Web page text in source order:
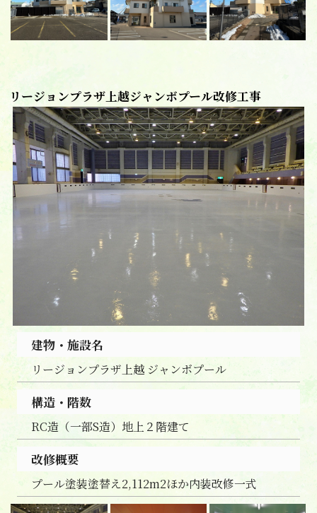
リージョンプラザ上越ジャンボプール改修工事
建物・施設名
リージョンプラザ上越 ジャンボプール
構造・階数
RC造（一部S造）地上２階建て
改修概要
プール塗装塗替え2,112m2ほか内装改修一式